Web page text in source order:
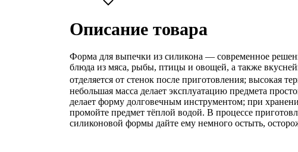
Описание товара
Форма для выпечки из силикона — современное
блюда из мяса, рыбы, птицы и овощей, а также
отделяется от стенок после приготовления; высокая
небольшая масса делает эксплуатацию предмета
делает форму долговечным инструментом; при
промойте предмет тёплой водой. В процессе
силиконовой формы дайте ему немного остыть,